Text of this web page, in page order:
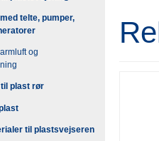
telte, pumper,
og
plast rør
til plastsvejseren